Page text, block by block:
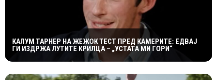
КАЛУМ ТАРНЕР НА ЖЕЖОК ТЕСТ ПРЕД КАМЕРИТЕ: ЕДВАЈ
ГИ ИЗДРЖА ЛУТИТЕ КРИЛЦА – „УСТАТА МИ ГОРИ“